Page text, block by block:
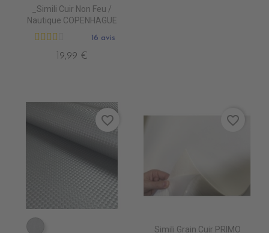
_Simili Cuir Non Feu /
Nautique COPENHAGUE
16 avis
19,99 €
favorite_border
Simili Grain Cuir PRIMO
favorite_border